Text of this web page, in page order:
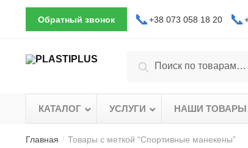
Обратный звонок 📞+38 073 058 18 20 📞
Поиск
КАТАЛОГ – УСЛУГИ – НАШИ ТОВАРЫ
Главная / Товары с меткой “Спортивные манекены”